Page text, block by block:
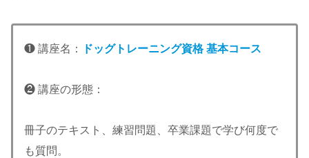
❶ 講座名： ドッグトレーニング資格 基本コース
❷ 講座の形態：
冊子のテキスト、練習問題、卒業課題で学び何度で
も質問。